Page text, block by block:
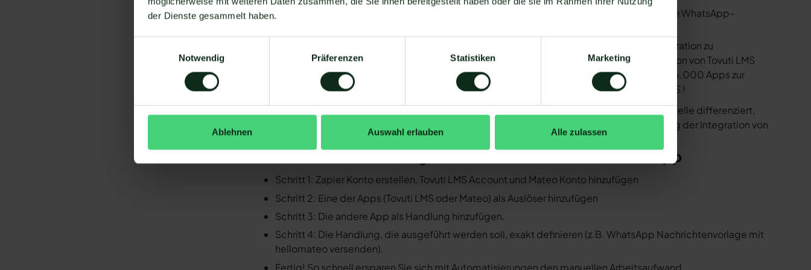
der Dienste gesammelt haben.
Notwendig
Präferenzen Statistiken Marketing
Ablehnen Auswahl erlauben Alle zulassen
Sie müssen WhatsApp über die WhatsApp-Business-API nutzen. Mit dem herkömmlichen WhatsApp-
Ihr WhatsApp Business API Anbieter muss die nötige Software bereitstellen, um die Integration zu
ermöglichen. Längst nicht alle Anbieter der WhatsApp API sind in der Lage, eine Integration von Tovuti LMS
und WhatsApp zu ermöglichen. Mit Mateo stehen Ihnen dank der Zapier Integration über 6.000 Apps zur
Verfügung, die Sie mit WhatsApp verbinden können. Darunter ist natürlich auch Tovuti LMS !
Da der Einrichtungsprozess der Integration je nach dem Anbieter der WhatsApp API Schnittstelle differenziert,
gibt es keine allgemein gültige Anleitung. Wir zeigen Ihnen im Folgenden, wie die Einrichtung der Integration von
Tovuti LMS und WhatsApp mit Mateo funktioniert.
So funktioniert die Integration von Tovuti LMS und WhatsApp
Schritt 1: Zapier Konto erstellen, Tovuti LMS Account und Mateo Konto hinzufügen
Schritt 2: Eine der Apps (Tovuti LMS oder Mateo) als Auslöser hinzufügen
Schritt 3: Die andere App als Handlung hinzufügen.
Schritt 4: Die Handlung, die ausgeführt werden soll, exakt definieren (z.B. WhatsApp Nachrichtenvorlage mit
hellomateo versenden).
Fertig! So schnell ersparen Sie sich mit Automatisierungen den manuellen Arbeitsaufwand.